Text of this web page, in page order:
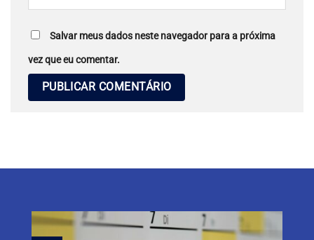
Salvar meus dados neste navegador para a próxima
vez que eu comentar.